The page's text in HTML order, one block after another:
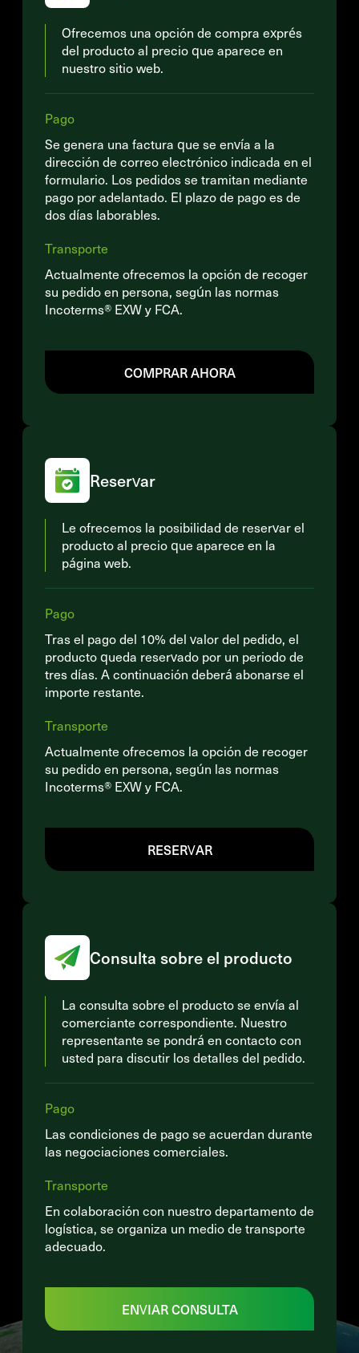
Ofrecemos una opción de compra exprés
del producto al precio que aparece en
nuestro sitio web.
Pago
Se genera una factura que se envía a la
dirección de correo electrónico indicada en el
formulario. Los pedidos se tramitan mediante
pago por adelantado. El plazo de pago es de
dos días laborables.
Transporte
Actualmente ofrecemos la opción de recoger
su pedido en persona, según las normas
Incoterms® EXW y FCA.
COMPRAR AHORA
Reservar
Le ofrecemos la posibilidad de reservar el
producto al precio que aparece en la
página web.
Pago
Tras el pago del 10% del valor del pedido, el
producto queda reservado por un periodo de
tres días. A continuación deberá abonarse el
importe restante.
Transporte
Actualmente ofrecemos la opción de recoger
su pedido en persona, según las normas
Incoterms® EXW y FCA.
RESERVAR
Consulta sobre el producto
La consulta sobre el producto se envía al
comerciante correspondiente. Nuestro
representante se pondrá en contacto con
usted para discutir los detalles del pedido.
Pago
Las condiciones de pago se acuerdan durante
las negociaciones comerciales.
Transporte
En colaboración con nuestro departamento de
logística, se organiza un medio de transporte
adecuado.
ENVIAR CONSULTA